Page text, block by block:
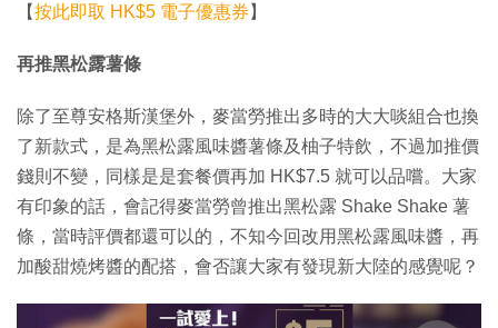
【按此即取 HK$5 電子優惠券 】
再推黑松露薯條
除了至尊安格斯漢堡外，麥當勞推出多時的大大啖組合也換
了新款式，是為黑松露風味醬薯條及柚子特飲，不過加推價
錢則不變，同樣是是套餐價再加 HK$7.5 就可以品嚐。大家
有印象的話，會記得麥當勞曾推出黑松露 Shake Shake 薯
條，當時評價都還可以的，不知今回改用黑松露風味醬，再
加酸甜燒烤醬的配搭，會否讓大家有發現新大陸的感覺呢？